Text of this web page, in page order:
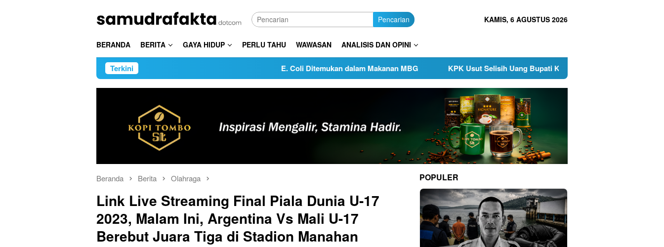
Pencarian KAMIS, 6 AGUSTUS 2026
BERANDA BERITA GAYA HIDUP PERLU TAHU WAWASAN ANALISIS DAN OPINI
Terkini E. Coli Ditemukan dalam Makanan MBG KPK Usut Selisih Uang Bupati Kuansing untuk Menhut
Beranda Berita Olahraga
Link Live Streaming Final Piala Dunia U-17
2023, Malam Ini, Argentina Vs Mali U-17
Berebut Juara Tiga di Stadion Manahan
POPULER